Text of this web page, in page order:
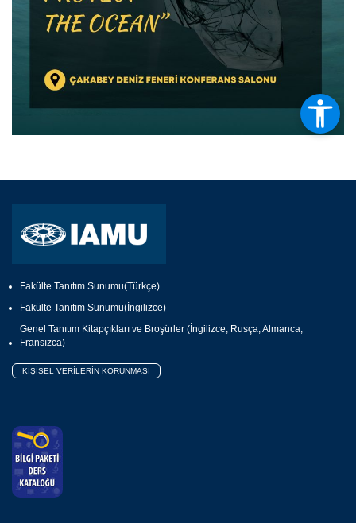
Fakülte Tanıtım Sunumu(Türkçe)
Fakülte Tanıtım Sunumu(İngilizce)
Genel Tanıtım Kitapçıkları ve Broşürler (İngilizce, Rusça, Almanca,
Fransızca)
KİŞİSEL VERİLERİN KORUNMASI